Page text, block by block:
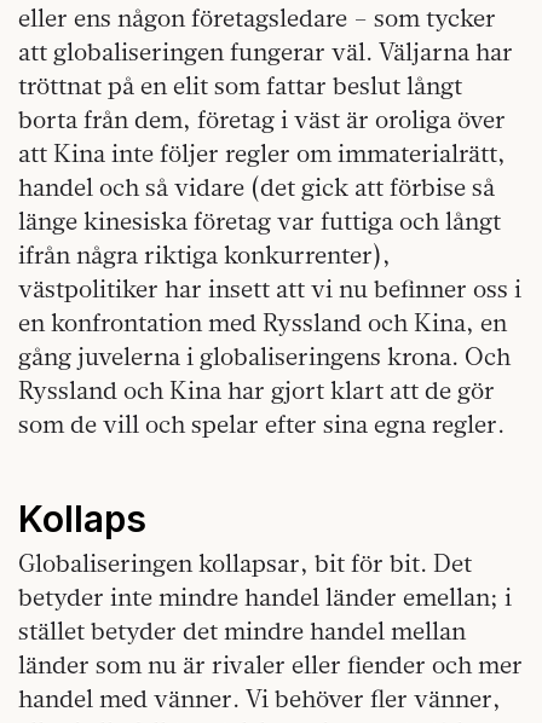
eller ens någon företagsledare – som tycker
att globaliseringen fungerar väl. Väljarna har
tröttnat på en elit som fattar beslut långt
borta från dem, företag i väst är oroliga över
att Kina inte följer regler om immaterialrätt,
handel och så vidare (det gick att förbise så
länge kinesiska företag var futtiga och långt
ifrån några riktiga konkurrenter),
västpolitiker har insett att vi nu befinner oss i
en konfrontation med Ryssland och Kina, en
gång juvelerna i globaliseringens krona. Och
Ryssland och Kina har gjort klart att de gör
som de vill och spelar efter sina egna regler.
Kollaps
Globaliseringen kollapsar, bit för bit. Det
betyder inte mindre handel länder emellan; i
stället betyder det mindre handel mellan
länder som nu är rivaler eller fiender och mer
handel med vänner. Vi behöver fler vänner,